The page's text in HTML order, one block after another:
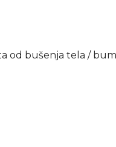
od bušenja tela /